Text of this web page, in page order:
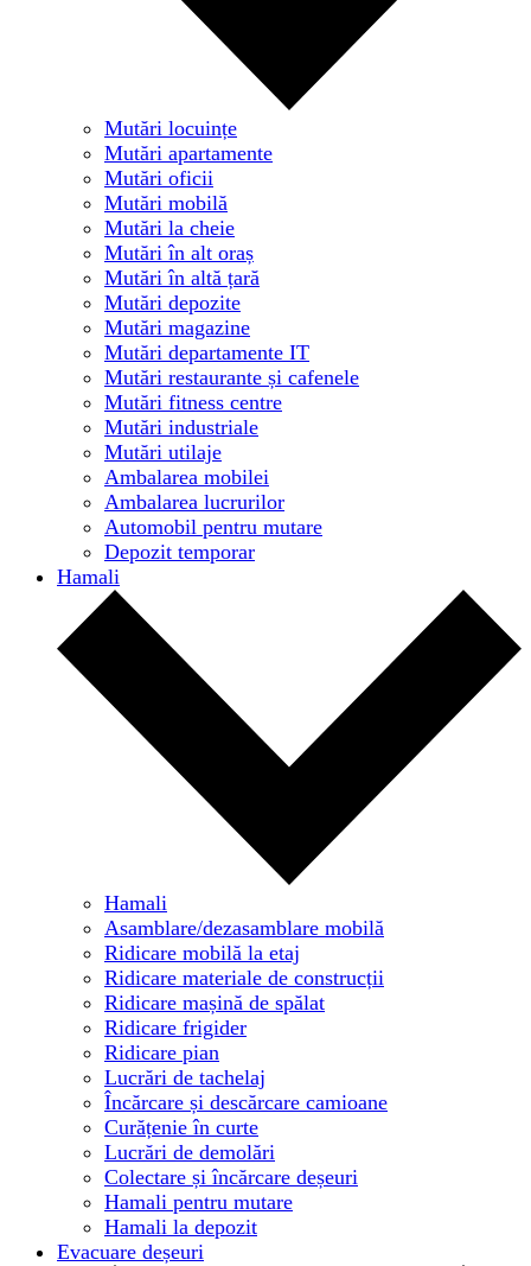
Mutări locuințe
Mutări apartamente
Mutări oficii
Mutări mobilă
Mutări la cheie
Mutări în alt oraș
Mutări în altă țară
Mutări depozite
Mutări magazine
Mutări departamente IT
Mutări restaurante și cafenele
Mutări fitness centre
Mutări industriale
Mutări utilaje
Ambalarea mobilei
Ambalarea lucrurilor
Automobil pentru mutare
Depozit temporar
Hamali
Hamali
Asamblare/dezasamblare mobilă
Ridicare mobilă la etaj
Ridicare materiale de construcții
Ridicare mașină de spălat
Ridicare frigider
Ridicare pian
Lucrări de tachelaj
Încărcare și descărcare camioane
Curățenie în curte
Lucrări de demolări
Colectare și încărcare deșeuri
Hamali pentru mutare
Hamali la depozit
Evacuare deșeuri